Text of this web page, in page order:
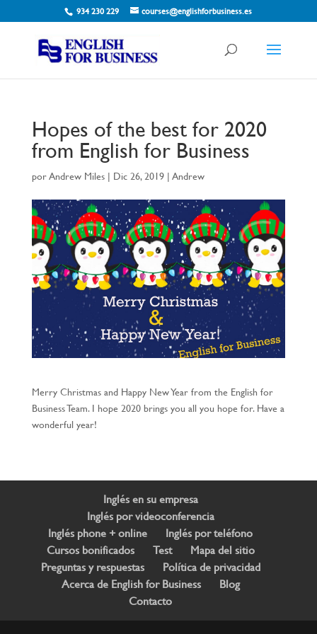
934 230 229 courses@englishforbusiness.es
Hopes of the best for 2020
from English for Business
porAndrew Miles| Dic 26, 2019| Andrew
Merry Christmas and Happy New Year from the English for
Business Team. I hope 2020 brings you all you hope for. Have a
wonderful year!
Inglés en su empresa
Inglés por videoconferencia
Inglés phone + online
Inglés por teléfono
Cursos bonificados
Test
Mapa del sitio
Preguntas y respuestas
Política de privacidad
Acerca de English for Business
Blog
Contacto